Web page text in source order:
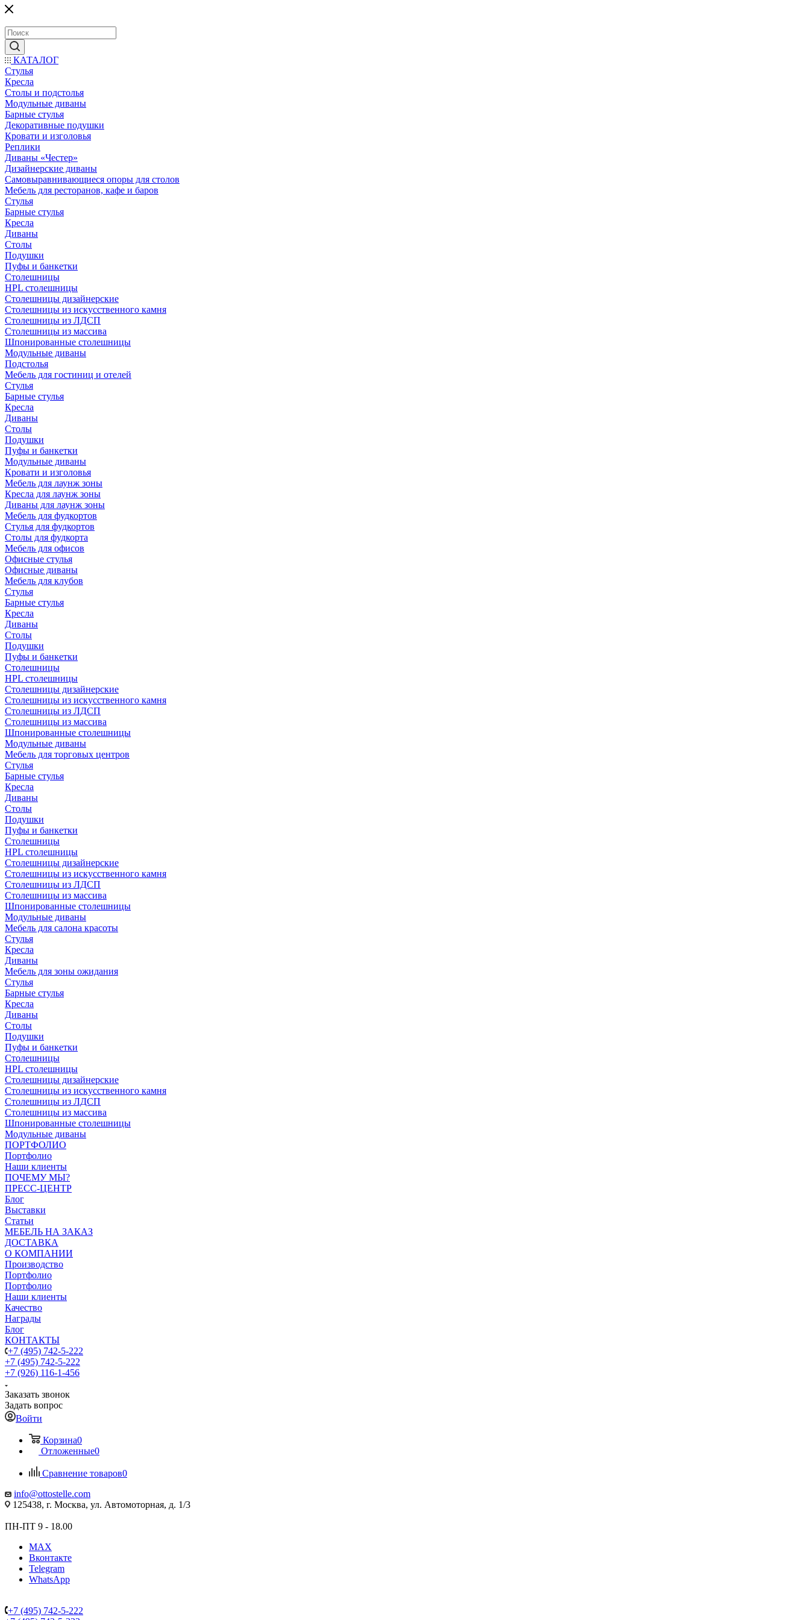
КАТАЛОГ
Стулья
Кресла
Столы и подстолья
Модульные диваны
Барные стулья
Декоративные подушки
Кровати и изголовья
Реплики
Диваны «Честер»
Дизайнерские диваны
Самовыравнивающиеся опоры для столов
Мебель для ресторанов, кафе и баров
Стулья
Барные стулья
Кресла
Диваны
Столы
Подушки
Пуфы и банкетки
Столешницы
HPL столешницы
Столешницы дизайнерские
Столешницы из искусственного камня
Столешницы из ЛДСП
Столешницы из массива
Шпонированные столешницы
Модульные диваны
Подстолья
Мебель для гостиниц и отелей
Стулья
Барные стулья
Кресла
Диваны
Столы
Подушки
Пуфы и банкетки
Модульные диваны
Кровати и изголовья
Мебель для лаунж зоны
Кресла для лаунж зоны
Диваны для лаунж зоны
Мебель для фудкортов
Стулья для фудкортов
Столы для фудкорта
Мебель для офисов
Офисные стулья
Офисные диваны
Мебель для клубов
Стулья
Барные стулья
Кресла
Диваны
Столы
Подушки
Пуфы и банкетки
Столешницы
HPL столешницы
Столешницы дизайнерские
Столешницы из искусственного камня
Столешницы из ЛДСП
Столешницы из массива
Шпонированные столешницы
Модульные диваны
Мебель для торговых центров
Стулья
Барные стулья
Кресла
Диваны
Столы
Подушки
Пуфы и банкетки
Столешницы
HPL столешницы
Столешницы дизайнерские
Столешницы из искусственного камня
Столешницы из ЛДСП
Столешницы из массива
Шпонированные столешницы
Модульные диваны
Мебель для салона красоты
Стулья
Кресла
Диваны
Мебель для зоны ожидания
Стулья
Барные стулья
Кресла
Диваны
Столы
Подушки
Пуфы и банкетки
Столешницы
HPL столешницы
Столешницы дизайнерские
Столешницы из искусственного камня
Столешницы из ЛДСП
Столешницы из массива
Шпонированные столешницы
Модульные диваны
ПОРТФОЛИО
Портфолио
Наши клиенты
ПОЧЕМУ МЫ?
ПРЕСС-ЦЕНТР
Блог
Выставки
Статьи
МЕБЕЛЬ НА ЗАКАЗ
ДОСТАВКА
О КОМПАНИИ
Производство
Портфолио
Портфолио
Наши клиенты
Качество
Награды
Блог
КОНТАКТЫ
+7 (495) 742-5-222
+7 (495) 742-5-222
+7 (926) 116-1-456
Заказать звонок
Задать вопрос
Войти
Корзина0
Отложенные0
Сравнение товаров0
info@ottostelle.com
125438, г. Москва, ул. Автомоторная, д. 1/3
ПН-ПТ 9 - 18.00
MAX
Вконтакте
Telegram
WhatsApp
+7 (495) 742-5-222